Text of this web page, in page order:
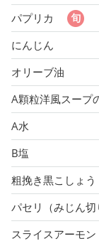
パプリカ
にんじん
オリーブ油
A顆粒洋風スープ
A水
B塩
粗挽き黒こしょう
パセリ（みじん切
スライスアーモン